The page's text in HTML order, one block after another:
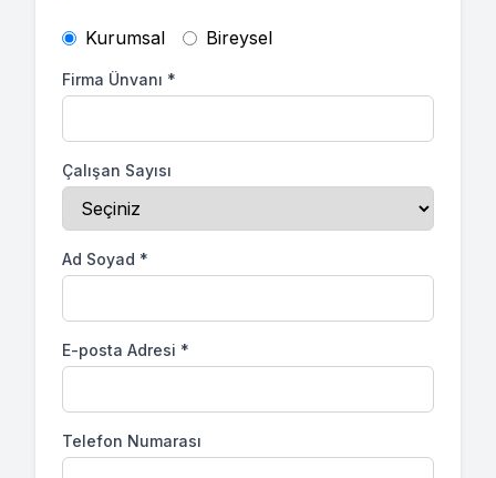
Kurumsal Bireysel
Firma Ünvanı *
Çalışan Sayısı
Ad Soyad *
E-posta Adresi *
Telefon Numarası